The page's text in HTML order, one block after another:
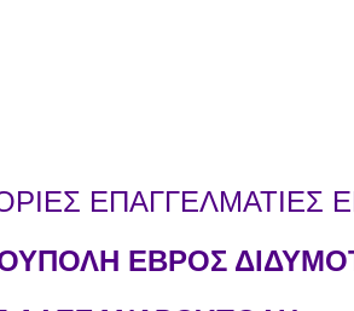
ΕΠΑΓΓΕΛΜΑΤΙΕΣ
ΕΒΡΟΣ